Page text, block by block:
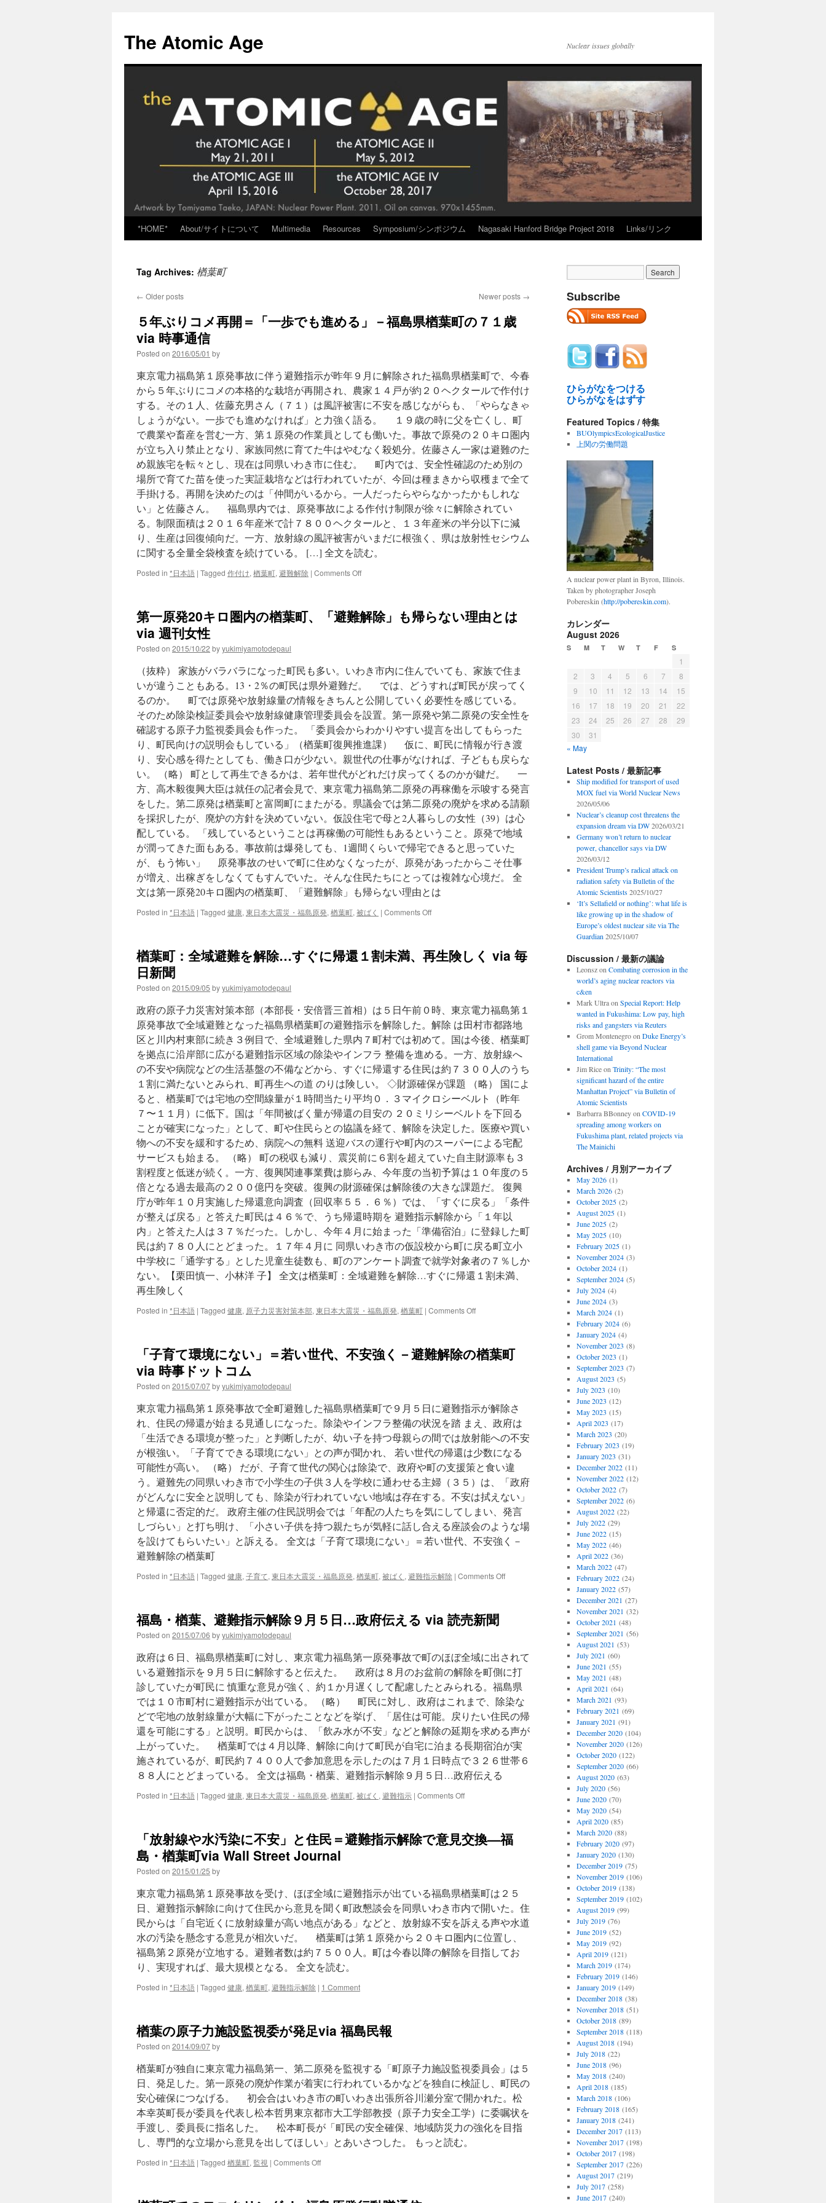
content
The Atomic Age Nuclear issues globally
*HOME* About/サイトについて Multimedia Resources Symposium/シンポジウム Nagasaki Hanford Bridge Project 2018 Links/リンク
Tag Archives: 楢葉町
← Older posts Newer posts →
５年ぶりコメ再開＝「一歩でも進める」－福島県楢葉町の７１歳
via 時事通信
Posted on 2016/05/01 by
東京電力福島第１原発事故に伴う避難指示が昨年９月に解除された福島県楢葉町で、今春
から５年ぶりにコメの本格的な栽培が再開され、農家１４戸が約２０ヘクタールで作付け
する。その１人、佐藤充男さん（７１）は風評被害に不安を感じながらも、「やらなきゃ
しょうがない。一歩でも進めなければ」と力強く語る。 １９歳の時に父を亡くし、町
で農業や畜産を営む一方、第１原発の作業員としても働いた。事故で原発の２０キロ圏内
が立ち入り禁止となり、家族同然に育てた牛はやむなく殺処分。佐藤さん一家は避難のた
め親族宅を転々とし、現在は同県いわき市に住む。 町内では、安全性確認のため別の
場所で育てた苗を使った実証栽培などは行われていたが、今回は種まきから収穫まで全て
手掛ける。再開を決めたのは「仲間がいるから。一人だったらやらなかったかもしれな
い」と佐藤さん。 福島県内では、原発事故による作付け制限が徐々に解除されてい
る。制限面積は２０１６年産米で計７８００ヘクタールと、１３年産米の半分以下に減
り、生産は回復傾向だ。一方、放射線の風評被害がいまだに根強く、県は放射性セシウム
に関する全量全袋検査を続けている。 […] 全文を読む。
Posted in *日本語 | Tagged 作付け, 楢葉町, 避難解除 | Comments Offon
り
＝
で
も
進
め
る」
－
福
島
県
楢
葉
町
の
７
１
歳
via
時
通
第一原発20キロ圏内の楢葉町、「避難解除」も帰らない理由とは
via 週刊女性
Posted on 2015/10/22 byyukimiyamotodepaul
（抜粋） 家族がバラバラになった町民も多い。いわき市内に住んでいても、家族で住ま
いが違うこともある。13・2％の町民は県外避難だ。 では、どうすれば町民が戻ってく
るのか。 町では原発や放射線量の情報をきちんと公開していく必要性を感じている。
そのため除染検証委員会や放射線健康管理委員会を設置。第一原発や第二原発の安全性を
確認する原子力監視委員会も作った。 「委員会からわかりやすい提言を出してもらった
り、町民向けの説明会もしている」（楢葉町復興推進課） 仮に、町民に情報が行き渡
り、安心感を得たとしても、働き口が少ない。親世代の仕事がなければ、子どもも戻らな
い。 （略） 町として再生できるかは、若年世代がどれだけ戻ってくるのかが鍵だ。 一
方、高木毅復興大臣は就任の記者会見で、東京電力福島第二原発の再稼働を示唆する発言
をした。第二原発は楢葉町と富岡町にまたがる。県議会では第二原発の廃炉を求める請願
を採択したが、廃炉の方針を決めていない。仮設住宅で母と2人暮らしの女性（39）は心
配している。 「残しているということは再稼働の可能性もあるということ。原発で地域
が潤ってきた面もある。事故前は爆発しても、1週間くらいで帰宅できると思っていた
が、もう怖い」 原発事故のせいで町に住めなくなったが、原発があったからこそ仕事
が増え、出稼ぎをしなくてもすんでいた。そんな住民たちにとっては複雑な心境だ。 全
文は第一原発20キロ圏内の楢葉町、「避難解除」も帰らない理由とは
Posted in *日本語 | Tagged 健康, 東日本大震災・福島原発, 楢葉町, 被ばく | Comments Offon
発
内
の
楢
葉
町、
「避
難
解
除」
も
帰
ら
な
い
理
由
と
は
via
週
刊
女
性
楢葉町：全域避難を解除…すぐに帰還１割未満、再生険しく via 毎
日新聞
Posted on 2015/09/05 byyukimiyamotodepaul
政府の原子力災害対策本部（本部長・安倍晋三首相）は５日午前０時、東京電力福島第１
原発事故で全域避難となった福島県楢葉町の避難指示を解除した。解除 は田村市都路地
区と川内村東部に続き３例目で、全域避難した県内７町村では初めて。国は今後、楢葉町
を拠点に沿岸部に広がる避難指示区域の除染やインフラ 整備を進める。一方、放射線へ
の不安や病院などの生活基盤の不備などから、すぐに帰還する住民は約７３００人のうち
１割に満たないとみられ、町再生への道 のりは険しい。 ◇財源確保が課題 （略） 国によ
ると、楢葉町では宅地の空間線量が１時間当たり平均０．３マイクロシーベルト（昨年
７〜１１月）に低下。国は「年間被ばく量が帰還の目安の ２０ミリシーベルトを下回る
ことが確実になった」として、町や住民らとの協議を経て、解除を決定した。医療や買い
物への不安を緩和するため、病院への無料 送迎バスの運行や町内のスーパーによる宅配
サービスも始まる。 （略） 町の税収も減り、震災前に６割を超えていた自主財源率も３
割程度と低迷が続く。一方、復興関連事業費は膨らみ、今年度の当初予算は１０年度の５
倍となる過去最高の２００億円を突破。復興の財源確保は解除後の大きな課題だ。 復興
庁が昨年１０月実施した帰還意向調査（回収率５５．６％）では、「すぐに戻る」「条件
が整えば戻る」と答えた町民は４６％で、うち帰還時期を 避難指示解除から「１年以
内」と答えた人は３７％だった。しかし、今年４月に始まった「準備宿泊」に登録した町
民は約７８０人にとどまった。１７年４月に 同県いわき市の仮設校から町に戻る町立小
中学校に「通学する」とした児童生徒数も、町のアンケート調査で就学対象者の７％しか
ない。【栗田慎一、小林洋 子】 全文は楢葉町：全域避難を解除…すぐに帰還１割未満、
再生険しく
Posted in *日本語 | Tagged 健康, 原子力災害対策本部, 東日本大震災・福島原発, 楢葉町 | Comments Offon
全
解
除…
す
ぐ
に
帰
還
１
割
未
満、
再
生
く
新
「子育て環境にない」＝若い世代、不安強く－避難解除の楢葉町
via 時事ドットコム
Posted on 2015/07/07byyukimiyamotodepaul
東京電力福島第１原発事故で全町避難した福島県楢葉町で９月５日に避難指示が解除さ
れ、住民の帰還が始まる見通しになった。除染やインフラ整備の状況を踏 まえ、政府は
「生活できる環境が整った」と判断したが、幼い子を持つ母親らの間では放射能への不安
が根強い。「子育てできる環境にない」との声が聞かれ、 若い世代の帰還は少数になる
可能性が高い。 （略） だが、子育て世代の関心は除染で、政府や町の支援策と食い違
う。避難先の同県いわき市で小学生の子供３人を学校に通わせる主婦（３５）は、「政府
がどんなに安全と説明しても、除染が行われていない地域は存在する。不安は拭えない」
と帰還に否定的だ。 政府主催の住民説明会では「年配の人たちを気にしてしまい、発言
しづらい」と打ち明け、「小さい子供を持つ親たちが気軽に話し合える座談会のような場
を設けてもらいたい」と訴える。 全文は「子育て環境にない」＝若い世代、不安強く－
避難解除の楢葉町
Posted in *日本語 | Tagged 健康, 子育て, 東日本大震災・福島原発, 楢葉町, 被ばく , 避難指示解除 | Comments Offon
な
い」
＝
若
い
世
代、
不
安
強
く
楢
事
ド
ッ
ト
コ
ム
福島・楢葉、避難指示解除９月５日…政府伝える via 読売新聞
Posted on 2015/07/06 byyukimiyamotodepaul
政府は６日、福島県楢葉町に対し、東京電力福島第一原発事故で町のほぼ全域に出されて
いる避難指示を９月５日に解除すると伝えた。 政府は８月のお盆前の解除を町側に打
診していたが町民に 慎重な意見が強く、約１か月遅くして配慮したとみられる。福島県
では１０市町村に避難指示が出ている。 （略） 町民に対し、政府はこれまで、除染な
どで宅地の放射線量が大幅に下がったことなどを挙げ、「居住は可能。戻りたい住民の帰
還を可能にする」と説明。町民からは、「飲み水が不安」などと解除の延期を求める声が
上がっていた。 楢葉町では４月以降、解除に向けて町民が自宅に泊まる長期宿泊が実
施されているが、町民約７４００人で参加意思を示したのは７月１日時点で３２６世帯６
８８人にとどまっている。 全文は福島・楢葉、避難指示解除９月５日…政府伝える
Posted in *日本語 | Tagged 健康, 東日本大震災・福島原発, 楢葉町, 被ばく , 避難指示 | Comments Offon
葉、
解
除
９
月
５
日…
政
「放射線や水汚染に不安」と住民＝避難指示解除で意見交換—福
島・楢葉町via Wall Street Journal
Posted on 2015/01/25 by
東京電力福島第１原発事故を受け、ほぼ全域に避難指示が出ている福島県楢葉町は２５
日、避難指示解除に向けて住民から意見を聞く町政懇談会を同県いわき市内で開いた。住
民からは「自宅近くに放射線量が高い地点がある」などと、放射線不安を訴える声や水道
水の汚染を懸念する意見が相次いだ。 楢葉町は第１原発から２０キロ圏内に位置し、
福島第２原発が立地する。避難者数は約７５００人。町は今春以降の解除を目指してお
り、実現すれば、最大規模となる。 全文を読む。
Posted in *日本語 | Tagged 健康, 楢葉町, 避難指示解除 | 1 Comment
楢葉の原子力施設監視委が発足via 福島民報
Posted on 2014/09/07by
楢葉町が独自に東京電力福島第一、第二原発を監視する「町原子力施設監視委員会」は５
日、発足した。第一原発の廃炉作業が着実に行われているかなどを独自に検証し、町民の
安心確保につなげる。 初会合はいわき市の町いわき出張所谷川瀬分室で開かれた。松
本幸英町長が委員を代表し松本哲男東京都市大工学部教授（原子力安全工学）に委嘱状を
手渡し、委員長に指名した。 松本町長が「町民の安全確保、地域防災力の強化を目指
し、専門的な立場から意見を出してほしい」とあいさつした。 もっと読む。
Posted in *日本語 | Tagged 楢葉町, 監視 | Comments Offon
Subscribe
ひらがなをつける
ひらがなをはずす
Featured Topics / 特集
BUOlympicsEcologicalJustice
上関の労働問題
A nuclear power plant in Byron, Illinois.
Taken by photographer Joseph
Pobereskin (http://pobereskin.com).
カレンダー
August 2026
S M T W T F S
1
2
3 4 5 6 7
8
9
10 11 12 13 14
15
16
17 18 19 20 21
22
23
24 25 26 27 28
29
30
31
« May
Latest Posts / 最新記事
Ship modified for transport of used
MOX fuel via World Nuclear News
2026/05/06
Nuclear’s cleanup cost threatens the
expansion dream via DW 2026/03/21
Germany won’t return to nuclear
power, chancellor says via DW
2026/03/12
President Trump’s radical attack on
radiation safety via Bulletin of the
Atomic Scientists 2025/10/27
‘It’s Sellafield or nothing’: what life is
like growing up in the shadow of
Europe’s oldest nuclear site via The
Guardian 2025/10/07
Discussion / 最新の議論
Leonszon Combating corrosion in the
world’s aging nuclear reactors via
c&en
Mark Ultraon Special Report: Help
wanted in Fukushima: Low pay, high
risks and gangsters via Reuters
Grom Montenegroon Duke Energy’s
shell game via Beyond Nuclear
International
Jim Riceon Trinity: “The most
significant hazard of the entire
Manhattan Project” via Bulletin of
Atomic Scientists
Barbarra BBonneyon COVID-19
spreading among workers on
Fukushima plant, related projects via
The Mainichi
Archives / 月別アーカイブ
May 2026(1)
March 2026(2)
October 2025(2)
August 2025(1)
June 2025(2)
May 2025(10)
February 2025(1)
November 2024(3)
October 2024(1)
September 2024(5)
July 2024(4)
June 2024(3)
March 2024(1)
February 2024(6)
January 2024(4)
November 2023 (8)
October 2023 (1)
September 2023 (7)
August 2023 (5)
July 2023 (10)
June 2023 (12)
May 2023 (15)
April 2023 (17)
March 2023 (20)
February 2023 (19)
January 2023 (31)
December 2022(11)
November 2022(12)
October 2022(7)
September 2022(6)
August 2022(22)
July 2022(29)
June 2022(15)
May 2022(46)
April 2022(36)
March 2022(47)
February 2022(24)
January 2022(57)
December 2021 (27)
November 2021 (32)
October 2021 (48)
September 2021 (56)
August 2021 (53)
July 2021 (60)
June 2021 (55)
May 2021 (48)
April 2021 (64)
March 2021 (93)
February 2021 (69)
January 2021 (91)
December 2020(104)
November 2020(126)
October 2020(122)
September 2020(66)
August 2020(63)
July 2020(56)
June 2020(70)
May 2020(54)
April 2020(85)
March 2020(88)
February 2020(97)
January 2020(130)
December 2019(75)
November 2019(106)
October 2019(138)
September 2019(102)
August 2019(99)
July 2019(76)
June 2019(52)
May 2019(92)
April 2019(121)
March 2019(174)
February 2019(146)
January 2019(149)
December 2018(38)
November 2018(51)
October 2018(89)
September 2018(118)
August 2018(194)
July 2018(22)
June 2018(96)
May 2018(240)
April 2018(185)
March 2018(106)
February 2018(165)
January 2018(241)
December 2017(113)
November 2017(198)
October 2017(198)
September 2017(226)
August 2017(219)
July 2017(258)
June 2017(240)